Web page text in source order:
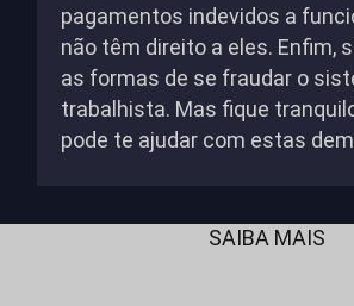
pagamentos indevidos a
não têm direito a eles. Enfim,
as formas de se fraudar o
trabalhista. Mas fique
pode te ajudar com estas
SAIBA MAIS